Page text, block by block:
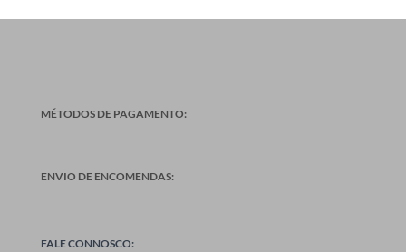
MÉTODOS DE PAGAMENTO:
ENVIO DE ENCOMENDAS:
FALE CONNOSCO: